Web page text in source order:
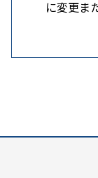
に変更ま